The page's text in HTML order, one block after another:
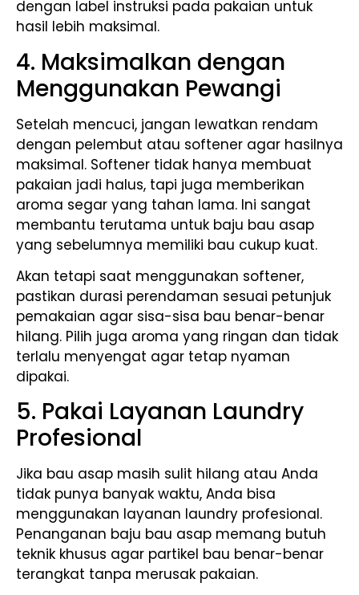
dengan label instruksi pada pakaian untuk
hasil lebih maksimal.
4. Maksimalkan dengan
Menggunakan Pewangi
Setelah mencuci, jangan lewatkan rendam
dengan pelembut atau softener agar hasilnya
maksimal. Softener tidak hanya membuat
pakaian jadi halus, tapi juga memberikan
aroma segar yang tahan lama. Ini sangat
membantu terutama untuk baju bau asap
yang sebelumnya memiliki bau cukup kuat.
Akan tetapi saat menggunakan softener,
pastikan durasi perendaman sesuai petunjuk
pemakaian agar sisa-sisa bau benar-benar
hilang. Pilih juga aroma yang ringan dan tidak
terlalu menyengat agar tetap nyaman
dipakai.
5. Pakai Layanan Laundry
Profesional
Jika bau asap masih sulit hilang atau Anda
tidak punya banyak waktu, Anda bisa
menggunakan layanan laundry profesional.
Penanganan baju bau asap memang butuh
teknik khusus agar partikel bau benar-benar
terangkat tanpa merusak pakaian.